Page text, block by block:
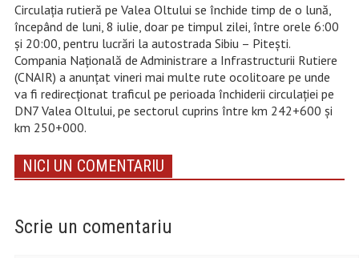
Circulaţia rutieră pe Valea Oltului se închide timp de o lună,
începând de luni, 8 iulie, doar pe timpul zilei, între orele 6:00
şi 20:00, pentru lucrări la autostrada Sibiu – Piteşti.
Compania Naţională de Administrare a Infrastructurii Rutiere
(CNAIR) a anunţat vineri mai multe rute ocolitoare pe unde
va fi redirecţionat traficul pe perioada închiderii circulaţiei pe
DN7 Valea Oltului, pe sectorul cuprins între km 242+600 şi
km 250+000.
NICI UN COMENTARIU
Scrie un comentariu